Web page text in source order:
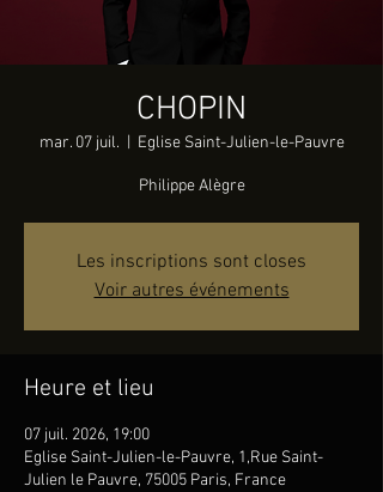
CHOPIN
mar. 07 juil. Eglise Saint-Julien-le-Pauvre
Philippe Alègre
Les inscriptions sont closes
Voir autres événements
Heure et lieu
07 juil. 2026, 19:00
Eglise Saint-Julien-le-Pauvre, 1,Rue Saint-
Julien le Pauvre, 75005 Paris, France